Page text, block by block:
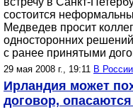
состоится
Медведев просит
односторонних
с ранее принятыми
29 мая 2008 г., 19:11 В России
Ирландия может
договор,